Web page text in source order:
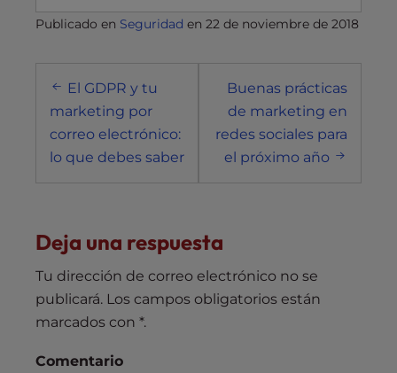
Publicado en Seguridad en 22 de noviembre de 2018
Navegación
posterior
El GDPR y tu
marketing por
correo electrónico:
lo que debes saber
Buenas prácticas
de marketing en
redes sociales para
el próximo año
Deja una respuesta
Tu dirección de correo electrónico no se
publicará. Los campos obligatorios están
marcados con *.
Comentario